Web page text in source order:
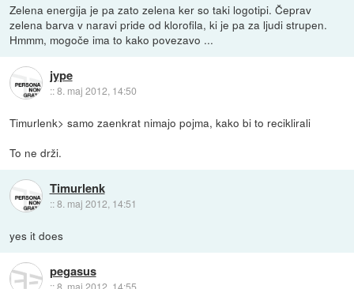
Zelena energija je pa zato zelena ker so taki logotipi. Čeprav
zelena barva v naravi pride od klorofila, ki je pa za ljudi strupen.
Hmmm, mogoče ima to kako povezavo ...
jype
::8. maj 2012, 14:50
Timurlenk> samo zaenkrat nimajo pojma, kako bi to reciklirali
To ne drži.
Timurlenk
::8. maj 2012, 14:51
yes it does
pegasus